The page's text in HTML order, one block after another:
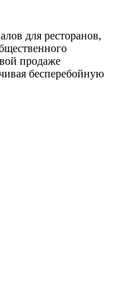
для ресторанов,
продаже
бесперебойную